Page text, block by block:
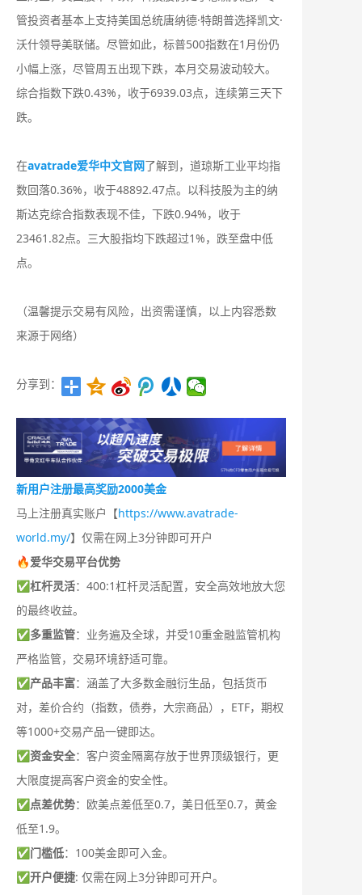
管投资者基本上支持美国总统唐纳德·特朗普选择凯文·
沃什领导美联储。尽管如此，标普500指数在1月份仍
小幅上涨，尽管周五出现下跌，本月交易波动较大。
综合指数下跌0.43%，收于6939.03点，连续第三天下
跌。
在avatrade爱华中文官网了解到，道琼斯工业平均指
数回落0.36%，收于48892.47点。以科技股为主的纳
斯达克综合指数表现不佳，下跌0.94%，收于
23461.82点。三大股指均下跌超过1%，跌至盘中低
点。
（温馨提示交易有风险，出资需谨慎，以上内容悉数
来源于网络）
分享到：
新用户注册最高奖励2000美金
马上注册真实账户【https://www.avatrade-
world.my/】仅需在网上3分钟即可开户
🔥爱华交易平台优势
✅杠杆灵活：400:1杠杆灵活配置，安全高效地放大您
的最终收益。
✅多重监管：业务遍及全球，并受10重金融监管机构
严格监管，交易环境舒适可靠。
✅产品丰富：涵盖了大多数金融衍生品，包括货币
对，差价合约（指数，债券，大宗商品），ETF，期权
等1000+交易产品一键即达。
✅资金安全：客户资金隔离存放于世界顶级银行，更
大限度提高客户资金的安全性。
✅点差优势：欧美点差低至0.7，美日低至0.7，黄金
低至1.9。
✅门槛低：100美金即可入金。
✅开户便捷: 仅需在网上3分钟即可开户。